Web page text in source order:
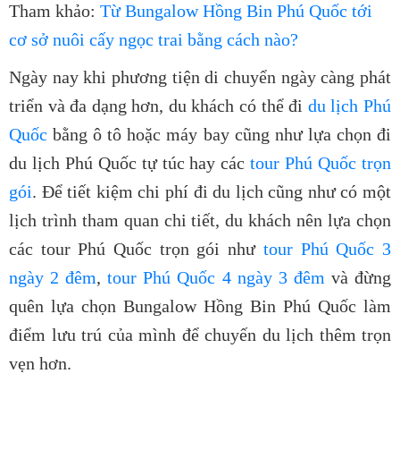
Tham khảo: Từ Bungalow Hồng Bin Phú Quốc tới
cơ sở nuôi cấy ngọc trai bằng cách nào?
Ngày nay khi phương tiện di chuyển ngày càng phát
triển và đa dạng hơn, du khách có thể đi du lịch Phú
Quốc bằng ô tô hoặc máy bay cũng như lựa chọn đi
du lịch Phú Quốc tự túc hay cáctour Phú Quốc trọn
gói. Để tiết kiệm chi phí đi du lịch cũng như có một
lịch trình tham quan chi tiết, du khách nên lựa chọn
các tour Phú Quốc trọn gói nhưtour Phú Quốc 3
ngày 2 đêm,tour Phú Quốc 4 ngày 3 đêm và đừng
quên lựa chọn Bungalow Hồng Bin Phú Quốc làm
điểm lưu trú của mình để chuyến du lịch thêm trọn
vẹn hơn.